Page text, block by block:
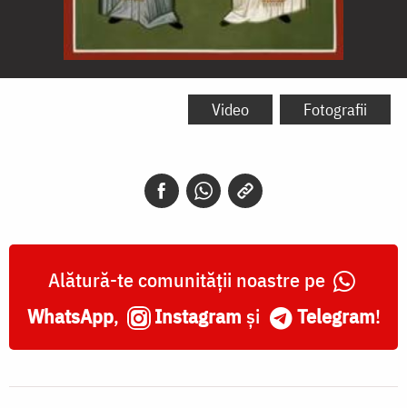
Sfinții
Video Fotografii
Alătură-te comunității noastre pe
WhatsApp, Instagram și Telegram!